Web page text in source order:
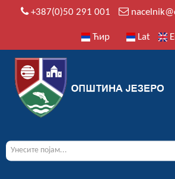
+387(0)50 291 001
Ћир Lat